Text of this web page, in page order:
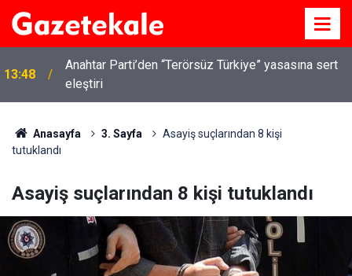
13:07
Kırıkkale’de hayvan hastalıklarına karşı denetimler
artırıldı
Anasayfa 3. Sayfa
Asayiş suçlarından 8 kişi
tutuklandı
Asayiş suçlarından 8 kişi tutuklandı